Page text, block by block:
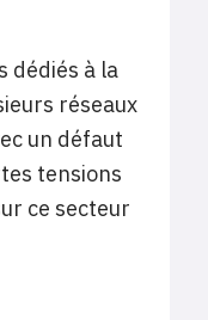
dédiés à la
réseaux
un défaut
tensions
ce secteur